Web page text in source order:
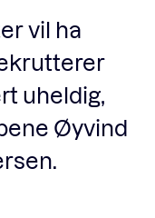
vil ha
uheldig,
Øyvind